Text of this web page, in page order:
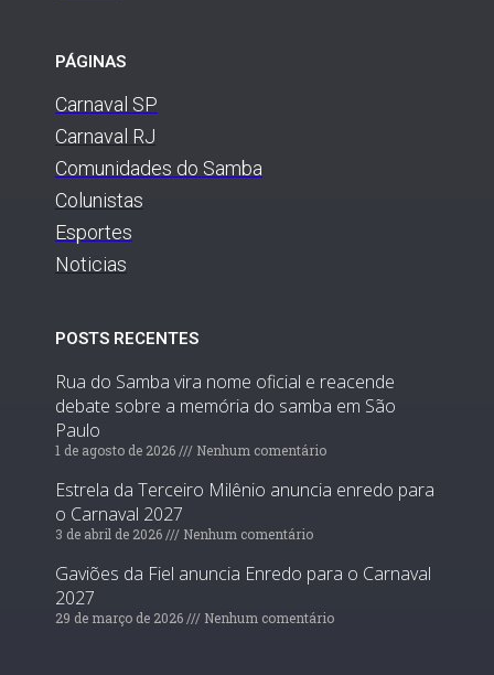
PÁGINAS
Carnaval SP
Carnaval RJ
Comunidades do Samba
Colunistas
Esportes
Noticias
POSTS RECENTES
Rua do Samba vira nome oficial e reacende
debate sobre a memória do samba em São
Paulo
1 de agosto de 2026 Nenhum comentário
Estrela da Terceiro Milênio anuncia enredo para
o Carnaval 2027
3 de abril de 2026 Nenhum comentário
Gaviões da Fiel anuncia Enredo para o Carnaval
2027
29 de março de 2026 Nenhum comentário